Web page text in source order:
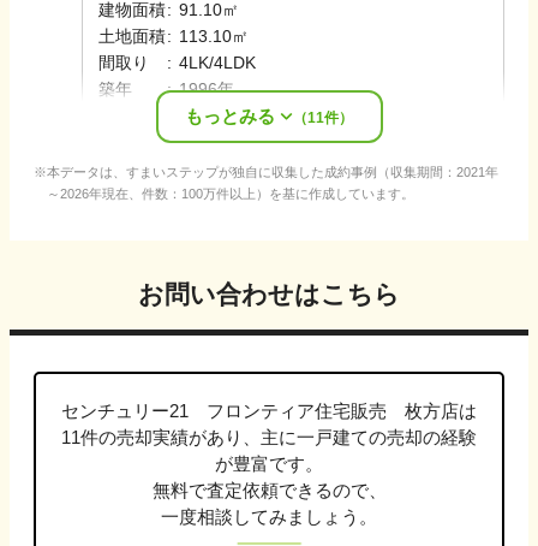
建物面積: 91.10㎡
土地面積: 113.10㎡
間取り
: 4LK/4LDK
築年
: 1996年
2025年9月
もっとみる （11件）
本データは、すまいステップが独自に収集した成約事例（収集期間：2021年
～2026年現在、件数：100万件以上）を基に作成しています。
お問い合わせはこちら
センチュリー21 フロンティア住宅販売 枚方店は
11件の売却実績があり、主に一戸建ての売却の経験
が豊富です。
無料で査定依頼できるので、
一度相談してみましょう。